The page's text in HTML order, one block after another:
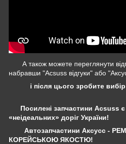
А також можете переглянути
набравши "Acsuss відгуки" або
і після цього зробите
Посилені запчастини Acsuss
«неідеальних» доріг України!
Автозапчастини Аксусс -
КОРЕЙСЬКОЮ ЯКОСТЮ!